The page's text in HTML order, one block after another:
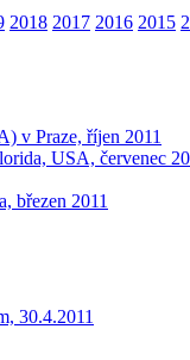
2018 2017 2016 2015
v Praze, říjen 2011
USA, červenec
březen 2011
30.4.2011